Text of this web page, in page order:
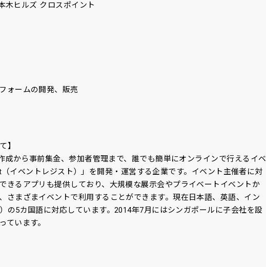
木ヒルズ クロスポイント
ォームの開発、販売
】
成から事前集金、参加者管理まで、誰でも簡単にオンラインで行えるイベ
イベントレジスト）」を開発・運営する企業です。イベント主催者に対
きるアプリも提供しており、大規模な展示会やプライベートイベントか
さまざまイベントで利用することができます。現在日本語、英語、イン
の5カ国語に対応しています。2014年7月にはシンガポールに子会社を設
ています。